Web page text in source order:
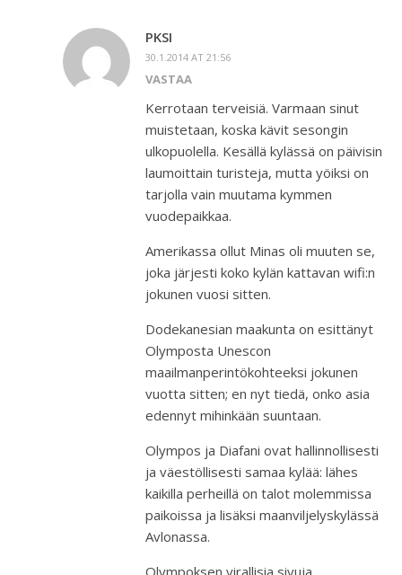
PKSI
30.1.2014 AT 21:56
VASTAA
Kerrotaan terveisiä. Varmaan sinut
muistetaan, koska kävit sesongin
ulkopuolella. Kesällä kylässä on päivisin
laumoittain turisteja, mutta yöiksi on
tarjolla vain muutama kymmen
vuodepaikkaa.
Amerikassa ollut Minas oli muuten se,
joka järjesti koko kylän kattavan wifi:n
jokunen vuosi sitten.
Dodekanesian maakunta on esittänyt
Olymposta Unescon
maailmanperintökohteeksi jokunen
vuotta sitten; en nyt tiedä, onko asia
edennyt mihinkään suuntaan.
Olympos ja Diafani ovat hallinnollisesti
ja väestöllisesti samaa kylää: lähes
kaikilla perheillä on talot molemmissa
paikoissa ja lisäksi maanviljelyskylässä
Avlonassa.
Olympoksen virallisia sivuja